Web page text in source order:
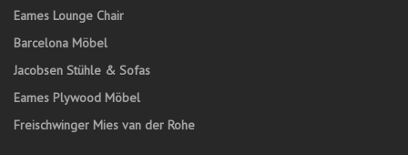
Eames Lounge Chair
Barcelona Möbel
Jacobsen Stühle & Sofas
Eames Plywood Möbel
Freischwinger Mies van der Rohe